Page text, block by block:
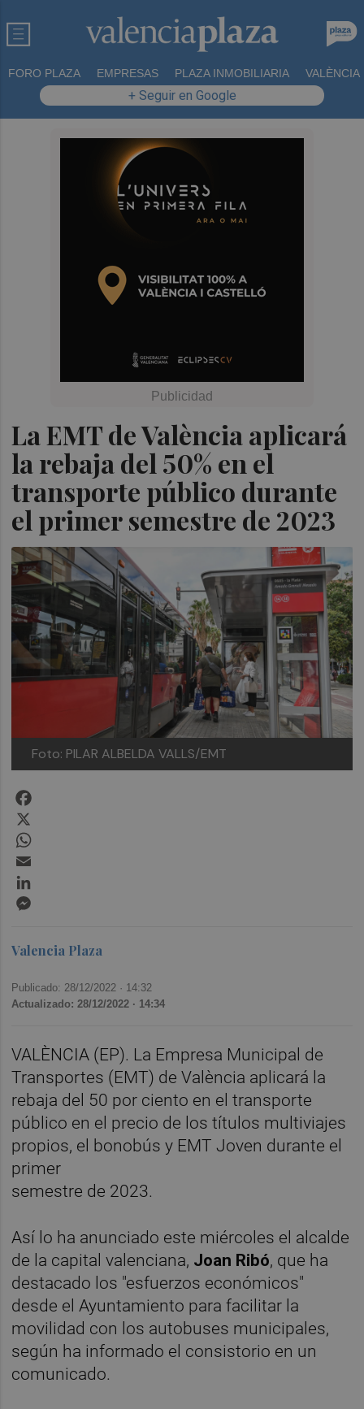
FORO PLAZA EMPRESAS PLAZA INMOBILIARIA VALÈNCIA
+ Seguir en Google
La EMT de València aplicará
la rebaja del 50% en el
transporte público durante
el primer semestre de 2023
Foto: PILAR ALBELDA VALLS/EMT
Valencia Plaza
Publicado: 28/12/2022 · 14:32
Actualizado: 28/12/2022 · 14:34
VALÈNCIA (EP). La Empresa Municipal de
Transportes (EMT) de València aplicará la
rebaja del 50 por ciento en el transporte
público en el precio de los títulos multiviajes
propios, el bonobús y EMT Joven durante el
primer
semestre de 2023.
Así lo ha anunciado este miércoles el alcalde
de la capital valenciana, Joan Ribó, que ha
destacado los "esfuerzos económicos"
desde el Ayuntamiento para facilitar la
movilidad con los autobuses municipales,
según ha informado el consistorio en un
comunicado.